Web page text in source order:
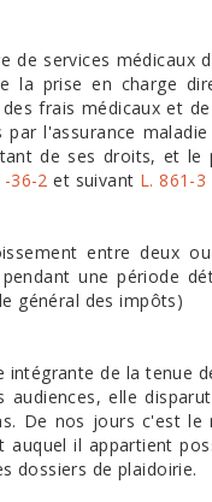
de services médicaux
la prise en charge
frais médicaux et
l'assurance
de ses droits, et le
36-2 et suivant L. 861-3
entre deux
une période
général des impôts)
de la tenue
audiences, elle
De nos jours c'est
auquel il appartient
dossiers de plaidoirie.